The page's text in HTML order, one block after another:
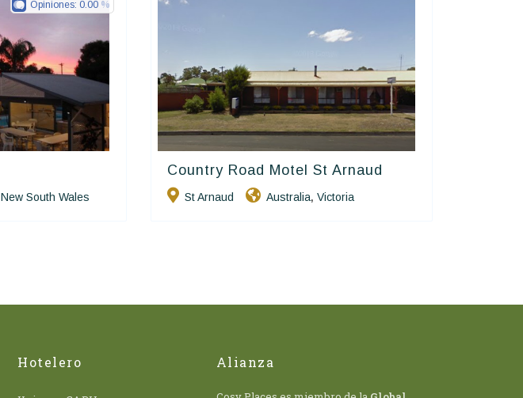
New South Wales
Opiniones:0.00
Golden Chain
Country Road Motel St Arnaud
St Arnaud Australia,Victoria
Hotelero Alianza